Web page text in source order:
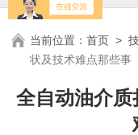
当前位置：首页 >
状及技术难点那些事
全自动油介